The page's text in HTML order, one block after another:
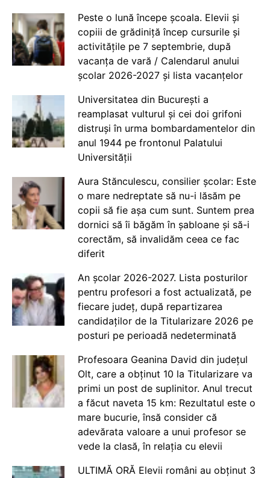
Peste o lună începe școala. Elevii și
copiii de grădiniță încep cursurile și
activitățile pe 7 septembrie, după
vacanța de vară / Calendarul anului
școlar 2026-2027 și lista vacanțelor
Universitatea din București a
reamplasat vulturul și cei doi grifoni
distruși în urma bombardamentelor din
anul 1944 pe frontonul Palatului
Universității
Aura Stănculescu, consilier școlar: Este
o mare nedreptate să nu-i lăsăm pe
copii să fie așa cum sunt. Suntem prea
dornici să îi băgăm în șabloane și să-i
corectăm, să invalidăm ceea ce fac
diferit
An școlar 2026-2027. Lista posturilor
pentru profesori a fost actualizată, pe
fiecare județ, după repartizarea
candidaților de la Titularizare 2026 pe
posturi pe perioadă nedeterminată
Profesoara Geanina David din județul
Olt, care a obținut 10 la Titularizare va
primi un post de suplinitor. Anul trecut
a făcut naveta 15 km: Rezultatul este o
mare bucurie, însă consider că
adevărata valoare a unui profesor se
vede la clasă, în relația cu elevii
ULTIMĂ ORĂ Elevii români au obținut 3